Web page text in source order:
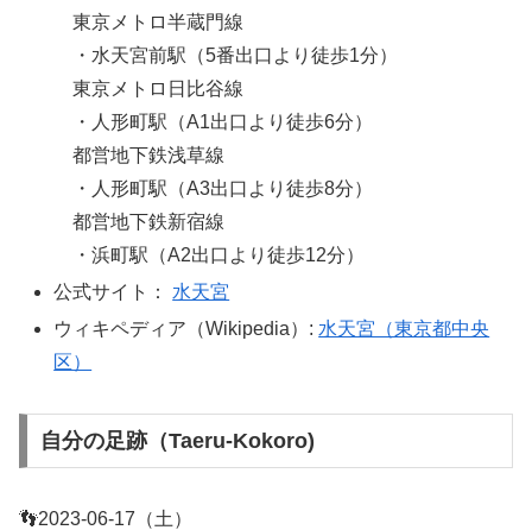
東京メトロ半蔵門線
・水天宮前駅（5番出口より徒歩1分）
東京メトロ日比谷線
・人形町駅（A1出口より徒歩6分）
都営地下鉄浅草線
・人形町駅（A3出口より徒歩8分）
都営地下鉄新宿線
・浜町駅（A2出口より徒歩12分）
公式サイト： 水天宮
ウィキペディア（Wikipedia）: 水天宮（東京都中央
区）
自分の足跡（Taeru-Kokoro)
👣2023-06-17（土）